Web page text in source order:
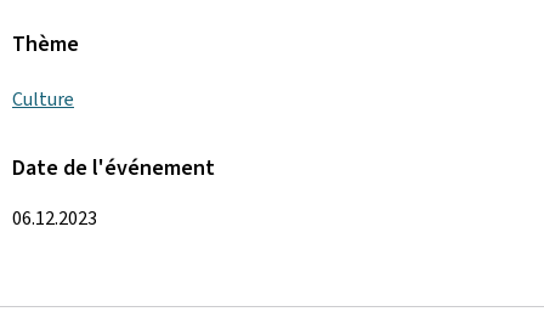
Thème
Culture
Date de l'événement
06.12.2023